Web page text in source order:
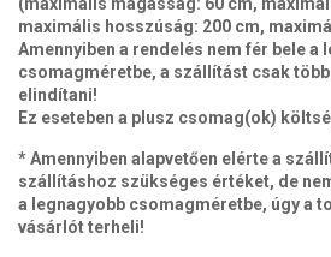
maximális hosszúság: 200 cm,
Amennyiben a rendelés nem fér bele a
csomagméretbe, a szállítást csak
elindítani!
Ez eseteben a plusz csomag(ok)
* Amennyiben alapvetően elérte a
szállításhoz szükséges értéket, de
a legnagyobb csomagméretbe, úgy a
vásárlót terheli!